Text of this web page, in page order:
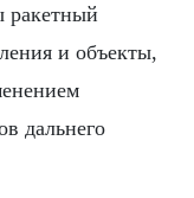
ракетный
и объекты,
дальнего